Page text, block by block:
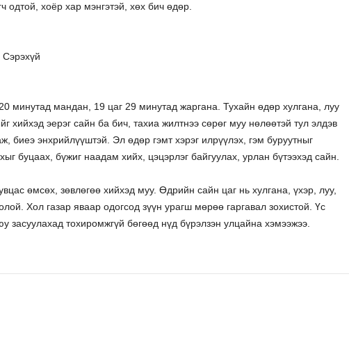
одтой, хоёр хар мэнгэтэй, хөх бич өдөр.
Сэрэхүй
минутад мандан, 19 цаг 29 минутад жаргана. Тухайн өдөр хулгана, луу
хийхэд эерэг сайн ба бич, тахиа жилтнээ сөрөг муу нөлөөтэй тул элдэв
биеэ энхрийлүүштэй. Эл өдөр гэмт хэрэг илрүүлэх, гэм буруутныг
буцаах, бүжиг наадам хийх, цэцэрлэг байгуулах, урлан бүтээхэд сайн.
өмсөх, зөвлөгөө хийхэд муу. Өдрийн сайн цаг нь хулгана, үхэр, луу,
Хол газар яваар одогсод зүүн урагш мөрөө гаргавал зохистой. Үс
засуулахад тохиромжгүй бөгөөд нүд бүрэлзэн улцайна хэмээжээ.